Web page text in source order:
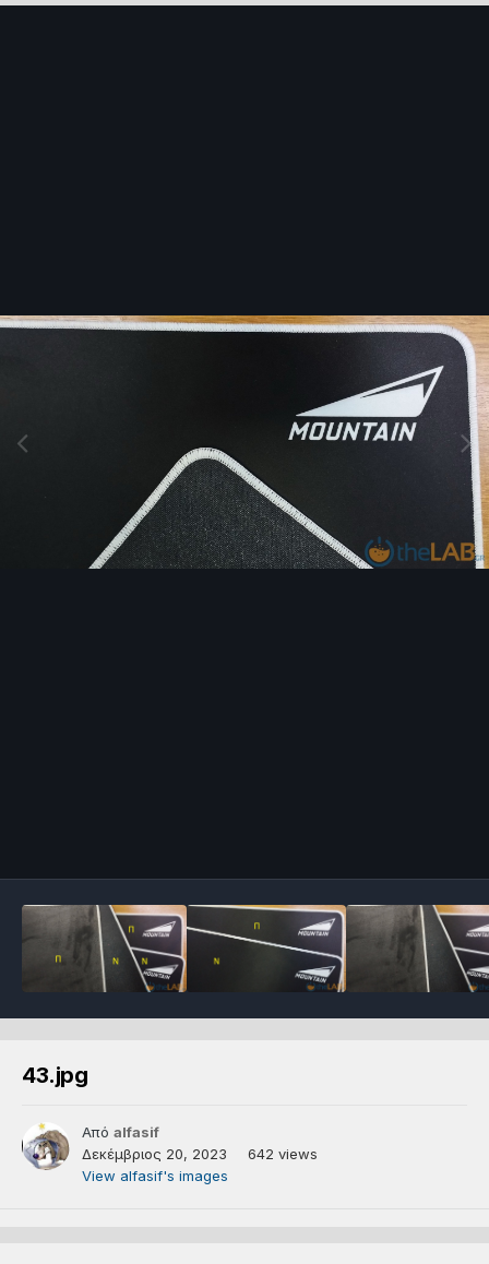
43.jpg
Από alfasif
Δεκέμβριος 20, 2023
642 views
View alfasif's images